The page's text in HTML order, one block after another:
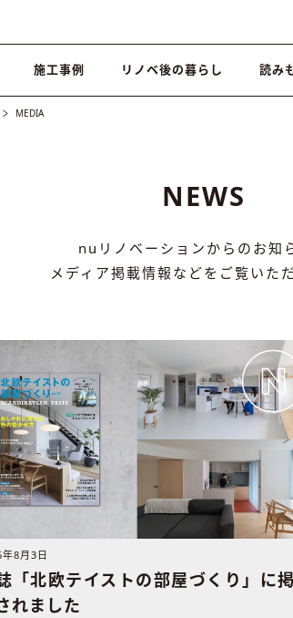
施工事例 リノベ後の暮らし 読み
MEDIA
NEWS
nuリノベーションからのお知
メディア掲載情報などをご覧いた
8月3日
「北欧テイストの部屋づくり」に掲
れました